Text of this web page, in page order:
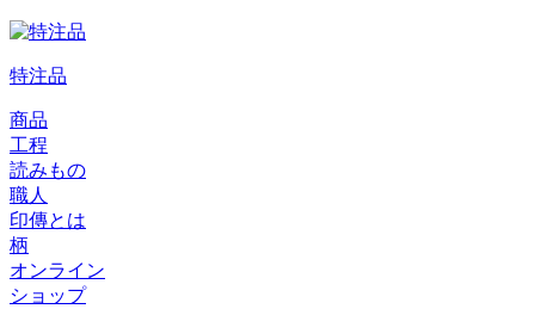
特注品
商品
工程
読みもの
職人
印傳とは
柄
オンライン
ショップ